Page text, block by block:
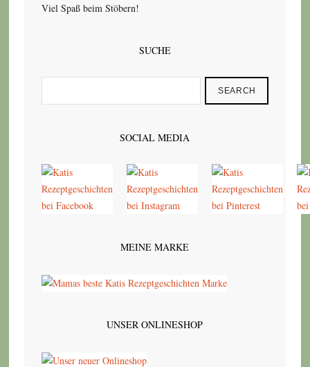
Viel Spaß beim Stöbern!
SUCHE
SEARCH
SOCIAL MEDIA
MEINE MARKE
UNSER ONLINESHOP